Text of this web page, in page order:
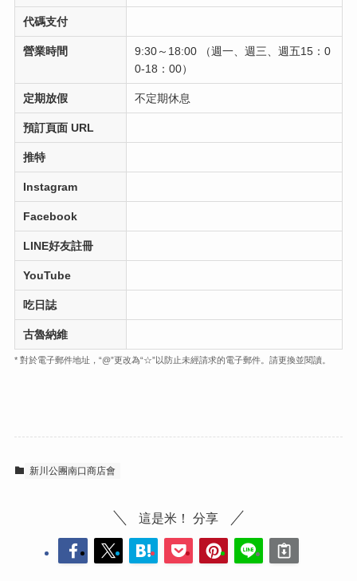
代碼支付
營業時間
9:30～18:00 （週一、週三、週五15：0
0-18：00）
定期放假 不定期休息
預訂頁面 URL
推特
Instagram
Facebook
LINE好友註冊
YouTube
吃日誌
古魯納維
* 對於電子郵件地址，“@”更改為“☆”以防止未經請求的電子郵件。請更換並閱讀。
新川公團南口商店會
這是米！ 分享